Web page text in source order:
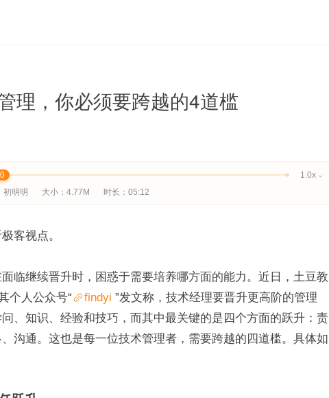
理，你必须要跨越的4道槛
1.0x 
初明明 大小：4.77M 时长：05:12
客视点。
临继续晋升时，困惑于需要培养哪方面的能力。近日，土豆教
个人公众号“
findyi ”发文称，技术经理要晋升更高阶的管理
、知识、经验和技巧，而其中最关键的是四个方面的跃升：责
沟通。这也是每一位技术管理者，需要跨越的四道槛。具体如